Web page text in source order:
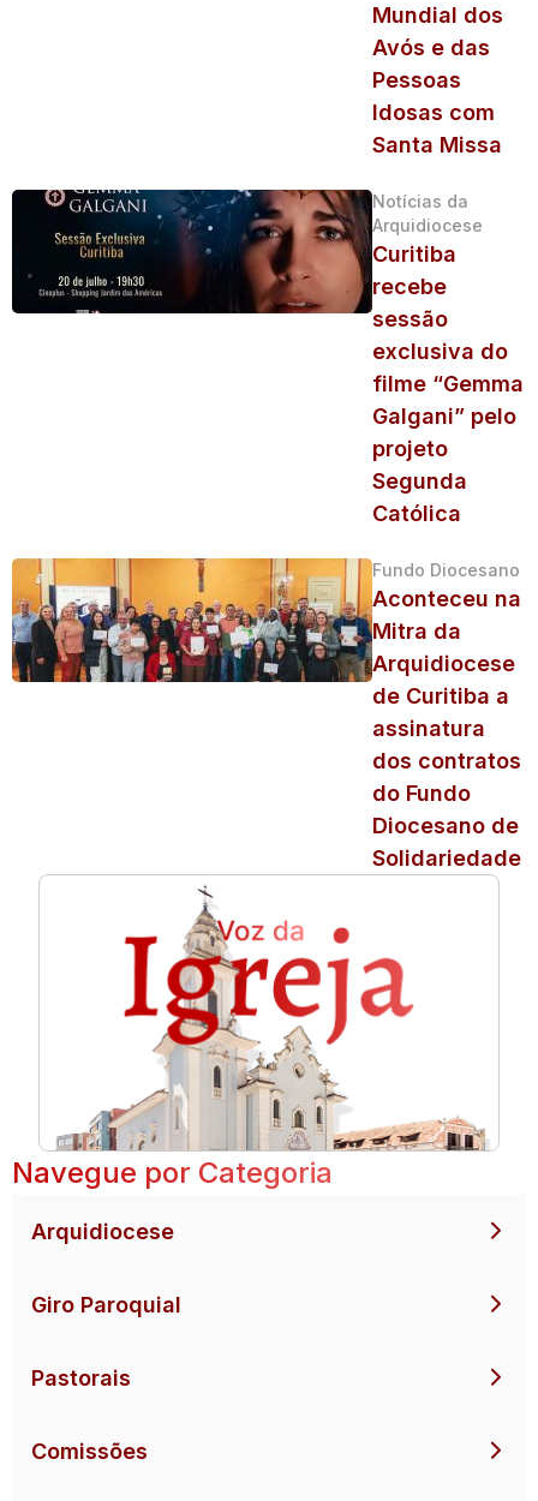
Mundial dos
Avós e das
Pessoas
Idosas com
Santa Missa
Notícias da
Arquidiocese
Curitiba
recebe
sessão
exclusiva do
filme “Gemma
Galgani” pelo
projeto
Segunda
Católica
Fundo Diocesano
Aconteceu na
Mitra da
Arquidiocese
de Curitiba a
assinatura
dos contratos
do Fundo
Diocesano de
Solidariedade
Navegue por Categoria
Arquidiocese
Giro Paroquial
Pastorais
Comissões